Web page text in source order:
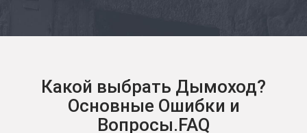
Какой выбрать Дымоход?
Основные Ошибки и
Вопросы.FAQ